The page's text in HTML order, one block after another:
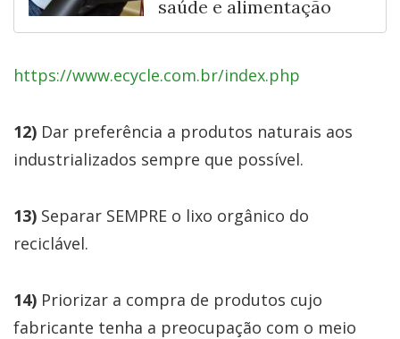
saúde e alimentação
https://www.ecycle.com.br/index.php
12) Dar preferência a produtos naturais aos
industrializados sempre que possível.
13) Separar SEMPRE o lixo orgânico do
reciclável.
14) Priorizar a compra de produtos cujo
fabricante tenha a preocupação com o meio